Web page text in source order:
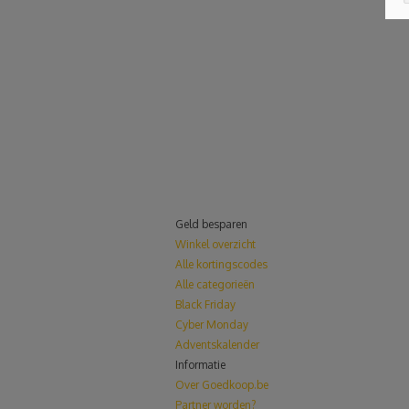
Geld besparen
Winkel overzicht
Alle kortingscodes
Alle categorieën
Black Friday
Cyber Monday
Adventskalender
Informatie
Over Goedkoop.be
Partner worden?